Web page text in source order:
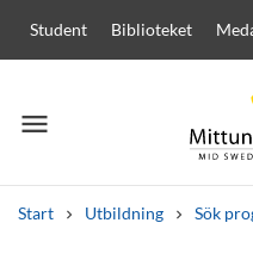
Student Biblioteket
menu
Meny
Start Utbildning Sök